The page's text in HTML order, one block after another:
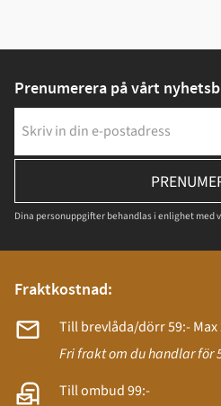
Prenumerera på vårt
Dina personuppgifter behandlas i enlighet med
Fraktkostnad:
Till brevlåda/dörr 59:- Max
Fri frakt om du handlar för
Till ombud 99:-